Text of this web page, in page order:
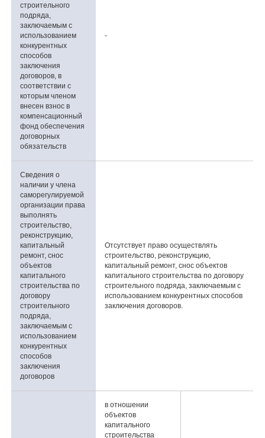
строительного
подряда,
заключаемым с
использованием
конкурентных
способов
заключения
договоров, в
соответствии с
которым членом
внесен взнос в
компенсационный
фонд обеспечения
договорных
обязательств
-
Сведения о
наличии у члена
саморегулируемой
организации права
выполнять
строительство,
реконструкцию,
капитальный
ремонт, снос
объектов
капитального
строительства по
договору
строительного
подряда,
заключаемым с
использованием
конкурентных
способов
заключения
договоров
Отсутствует право осуществлять
строительство, реконструкцию,
капитальный ремонт, снос объектов
капитального строительства по договору
строительного подряда, заключаемым с
использованием конкурентных способов
заключения договоров.
в отношении
объектов
капитального
строительства